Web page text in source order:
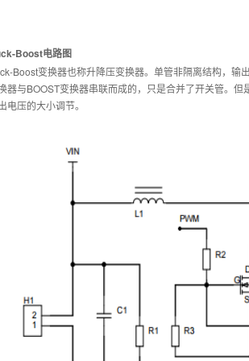
Boost电路图
Boost变换器也称升降压变换器。单管非隔离结构，
器与BOOST变换器串联而成的，只是合并了开关管。
电压的大小调节。